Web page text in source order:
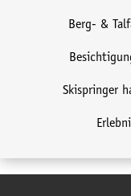
Berg- &
Skispringer